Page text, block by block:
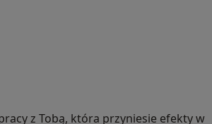
z Tobą, która przyniesie efekty w